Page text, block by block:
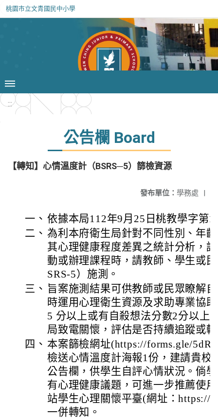
桃園市立文青國民中小學
:::
公告欄 Board
【轉知】心情溫度計（BSRS─5）篩檢資源
發布單位： 學務處 |
一、 依據本局112年9月25日桃教學字第
二、 為利本府衛生局針對不同性別、年
其心理健康程度差異之統計分析，
動或辦理課程時，請教師、學生或
SRS-5）施測。
三、 旨案施測結果可供教師或民眾瞭解
時運用心理衛生資源及求助專業協
5 分以上或有自殺想法分數2分以上
局致電關懷，評估是否持續追蹤或
四、 本案篩檢網址(https://forms.gle/
檢送心情溫度計海報1份，建請貴校
公告欄，供學生自評心情狀況。倘
有心理健康議題，可進一步推薦使
站學生心理關懷平臺(網址：https://
一併轉知。